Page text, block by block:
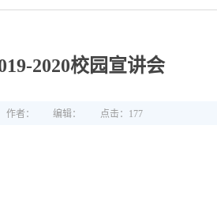
2020校园宣讲会
作者： 编辑： 点击： 177